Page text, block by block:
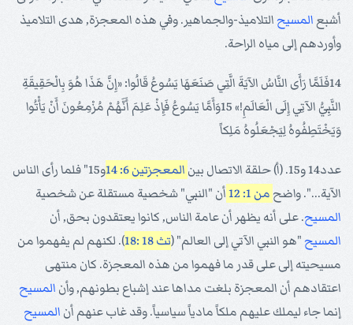
أشبع المسيح التلاميذ-والجماهير. وفي هذه المعجزة, هدى التلاميذ
وأوردهم إلى مياه الراحة.
14فَلَمَّا رَأَى النَّاسُ الآيَةَ الَّتِي صَنَعَهَا يَسُوعُ قَالُوا: «إِنَّ هَذَا هُوَ بِالْحَقِيقَةِ
النَّبِيُّ الآتِي إِلَى الْعَالَمِ!» 15وَأَمَّا يَسُوعُ فَإِذْ عَلِمَ أَنَّهُمْ مُزْمِعُونَ أَنْ يَأْتُوا
وَيَخْتَطِفُوهُ لِيَجْعَلُوهُ مَلِكاً
عدد14 و15. (أ) حلقة الاتصال بين المعجزتين 6: 14
و15" فلما رأى الناس
الآية...". واضح من 1: 12
أن "النبي" شخصية مستقلة عن شخصية
المسيح. على أنه يظهر أن عامة الناس, كانوا يعتقدون بحق, أن
المسيح "هو النبي الآتي إلى العالم" (تث 18 :18
). لكنهم لم يفهموا من
مسيحيته إلى على قدر ما فهموا من هذه المعجزة. كان منتهى
اعتقادهم أن المعجزة بلغت مداها عند إشباع بطونهم, وأن المسيح
إنما جاء ليملك عليهم ملكاً مادياً سياسياً. وقد غاب عنهم أن المسيح